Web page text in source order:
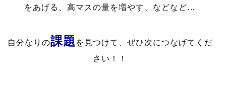
をあげる、高マスの量を増やす、などなど…
自分なりの課題 を見つけて、ぜひ次につなげてくだ
さい！！